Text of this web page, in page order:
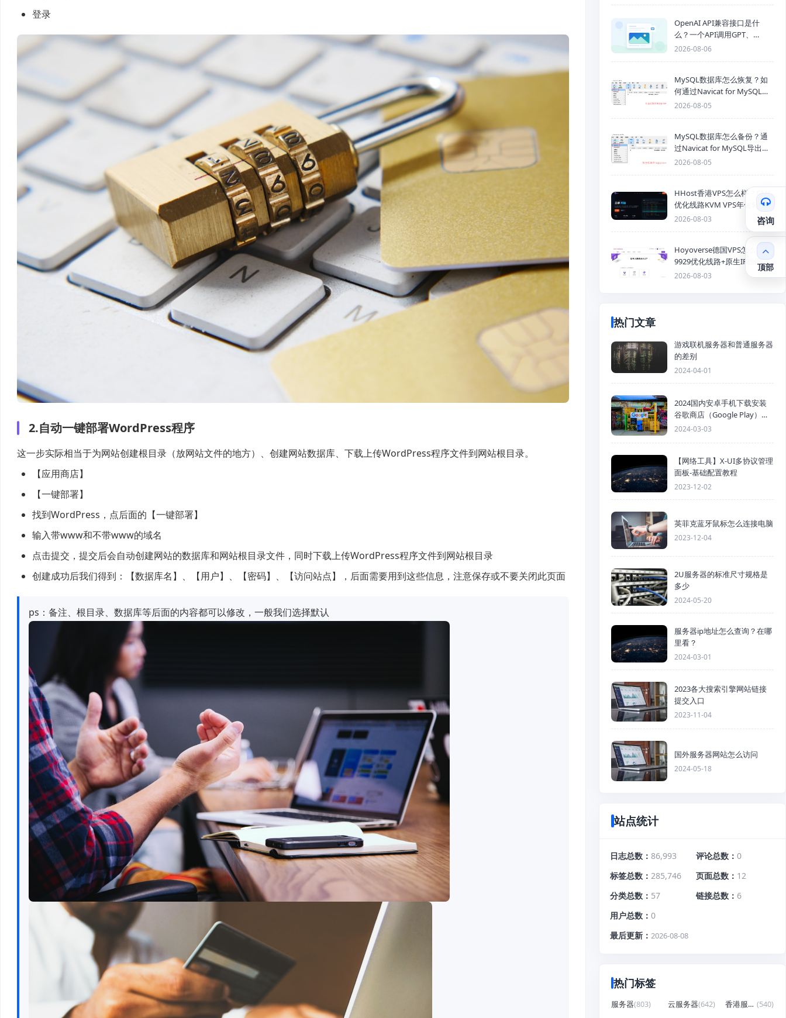
登录
2.自动一键部署WordPress程序
这一步实际相当于为网站创建根目录（放网站文件的地方）、创建网站数据库、下载上传WordPress程序文件到网站根目录。
【应用商店】
【一键部署】
找到WordPress，点后面的【一键部署】
输入带www和不带www的域名
点击提交，提交后会自动创建网站的数据库和网站根目录文件，同时下载上传WordPress程序文件到网站根目录
创建成功后我们得到：【数据库名】、【用户】、【密码】、【访问站点】，后面需要用到这些信息，注意保存或不要关闭此页面
ps：备注、根目录、数据库等后面的内容都可以修改，一般我们选择默认
OpenAI API兼容接口是什
么？一个API调用GPT、
Claude、Gemini、DeepSeek
2026-08-06
MySQL数据库怎么恢复？如
何通过Navicat for MySQL导
入SQL备份文件
2026-08-05
MySQL数据库怎么备份？通
过Navicat for MySQL导出
Mysql数据库为SQL格式备份
2026-08-05
HHost香港VPS怎么样？CMI
优化线路KVM VPS年付$25
起，4GB内存优惠套餐
2026-08-03
Hoyoverse德国VPS怎么样？
9929优化线路+原生IP德国
KVM VPS推荐
2026-08-03
热门文章
游戏联机服务器和普通服务器
的差别
2024-04-01
2024国内安卓手机下载安装
谷歌商店（Google Play）详
细步骤
2024-03-03
【网络工具】X-UI多协议管理
面板-基础配置教程
2023-12-02
英菲克蓝牙鼠标怎么连接电脑
2023-12-04
2U服务器的标准尺寸规格是
多少
2024-05-20
服务器ip地址怎么查询？在哪
里看？
2024-03-01
2023各大搜索引擎网站链接
提交入口
2023-11-04
国外服务器网站怎么访问
2024-05-18
站点统计
日志总数 86,993 评论总数
0
标签总数
285,746 页面总数
12
分类总数
57 链接总数
6
用户总数
0
最后更新
2026-08-08
热门标签
服务器(803) 云服务器(642) 香港服务器 (540)
咨询
顶部